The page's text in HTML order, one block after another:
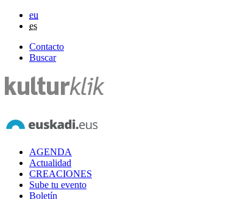
eu
es
Contacto
Buscar
AGENDA
Actualidad
CREACIONES
Sube tu evento
Boletín